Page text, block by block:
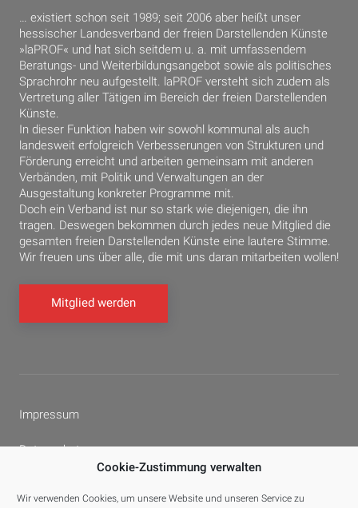
Cookie-Zustimmung verwalten
Wir verwenden Cookies, um unsere Website und unseren Service zu
… existiert schon seit 1989; seit 2006 aber heißt unser
hessischer Landesverband der freien Darstellenden Künste
»laPROF« und hat sich seitdem u. a. mit umfassendem
Beratungs- und Weiterbildungsangebot sowie als politisches
Sprachrohr neu aufgestellt. laPROF versteht sich zudem als
Vertretung aller Tätigen im Bereich der freien Darstellenden
Künste.
In dieser Funktion haben wir sowohl kommunal als auch
landesweit erfolgreich Verbesserungen von Strukturen und
Förderung erreicht und arbeiten gemeinsam mit anderen
Verbänden, mit Politik und Verwaltungen an der
Ausgestaltung konkreter Programme mit.
Doch ein Verband ist nur so stark wie diejenigen, die ihn
tragen. Deswegen bekommen durch jedes neue Mitglied die
gesamten freien Darstellenden Künste eine lautere Stimme.
Wir freuen uns über alle, die mit uns daran mitarbeiten wollen!
Mitglied werden
Impressum
Datenschutz